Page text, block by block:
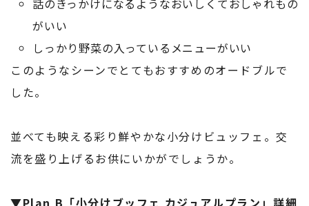
話のきっかけになるようなおいしくておしゃれもの
がいい
しっかり野菜の入っているメニューがいい
このようなシーンでとてもおすすめのオードブルで
した。
並べても映える彩り鮮やかな小分けビュッフェ。交
流を盛り上げるお供にいかがでしょうか。
▼Plan B「小分けブッフェ カジュアルプラン」詳細